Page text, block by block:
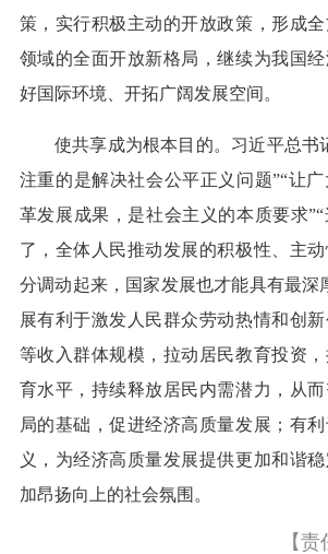
策，实行积极主动的开放政策，形成
领域的全面开放新格局，继续为我国
好国际环境、开拓广阔发展空间。
使共享成为根本目的。习近平总书
注重的是解决社会公平正义问题”“让
革发展成果，是社会主义的本质要求
了，全体人民推动发展的积极性、主
分调动起来，国家发展也才能具有最深
展有利于激发人民群众劳动热情和创
等收入群体规模，拉动居民教育投资
育水平，持续释放居民内需潜力，从
局的基础，促进经济高质量发展；有
义，为经济高质量发展提供更加和谐
加昂扬向上的社会氛围。
【